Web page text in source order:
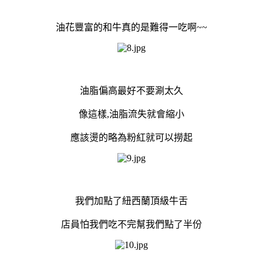
油花豐富的和牛真的是難得一吃啊~~
油脂偏高最好不要涮太久
像這樣,油脂流失就會縮小
應該燙的略為粉紅就可以撈起
我們加點了紐西蘭頂級牛舌
店員怕我們吃不完幫我們點了半份